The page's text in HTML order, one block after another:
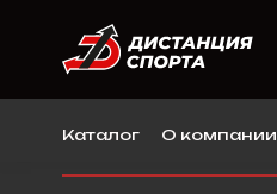
Каталог О компании